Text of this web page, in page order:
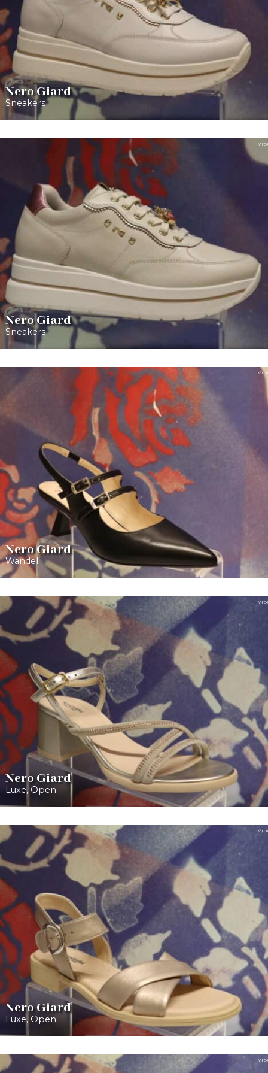
Nero Giard
Sneakers
Nero Giard
Sneakers
Nero Giard
Wandel
Nero Giard
Luxe, Open
Nero Giard
Luxe, Open